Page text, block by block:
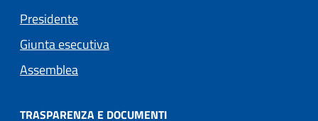
Presidente
Giunta esecutiva
Assemblea
TRASPARENZA E DOCUMENTI